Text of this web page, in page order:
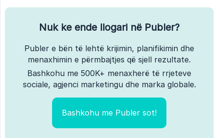
Nuk ke ende llogari në Publer?
Publer e bën të lehtë krijimin, planifikimin dhe
menaxhimin e përmbajtjes që sjell rezultate.
Bashkohu me 500K+ menaxherë të rrjeteve
sociale, agjenci marketingu dhe marka globale.
Bashkohu me Publer sot!